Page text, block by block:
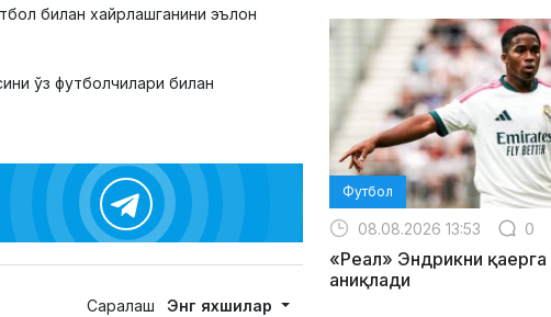
билан хайрлашганини эълон
ўз футболчилари билан
Саралаш Энг яхшилар
Футбол
08.08.2026 13:53 0
«Реал» Эндрикни
аниқлади